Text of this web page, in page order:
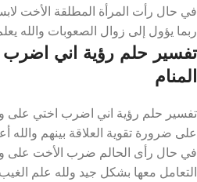
في حال رأت المرأة المطلقة الأخت
ربما يؤول إلى زوال الصعوبات والله
تفسير حلم رؤية اني
المنام
تفسير حلم رؤية اني اضرب اختي على
على ضرورة تقوية العلاقة بينهم والله
في حال رأى الحالم ضرب الأخت على
التعامل معها بشكل جيد ولله علم الغيب